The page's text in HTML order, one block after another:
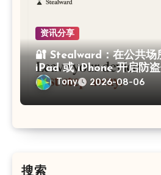
资讯分享
🔐 Stealward：在公共场
iPad 或 iPhone 开启防
Tony 2026-08-06
搜索